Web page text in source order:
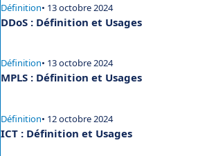
Définition• 13 octobre 2024
DDoS : Définition et Usages
Définition• 13 octobre 2024
MPLS : Définition et Usages
Définition• 12 octobre 2024
ICT : Définition et Usages